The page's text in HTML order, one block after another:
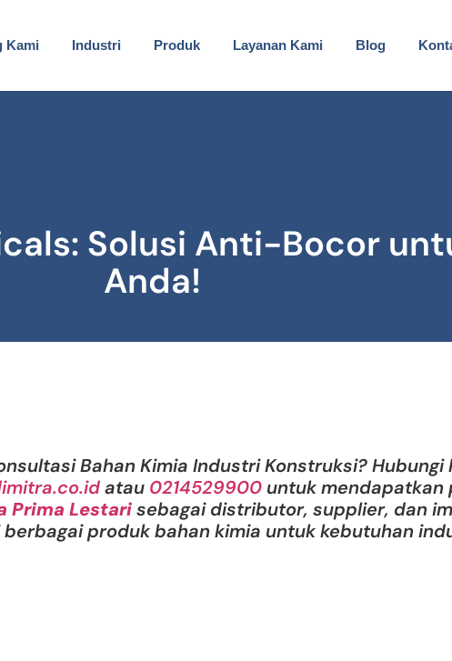
Kami Industri Produk Layanan Kami Blog
Solusi Anti-Bocor
Anda!
Bahan Kimia Industri Konstruksi?
atau 0214529900 untuk mendapatkan
Prima Lestarisebagai distributor, supplier, dan
produk bahan kimia untuk kebutuhan